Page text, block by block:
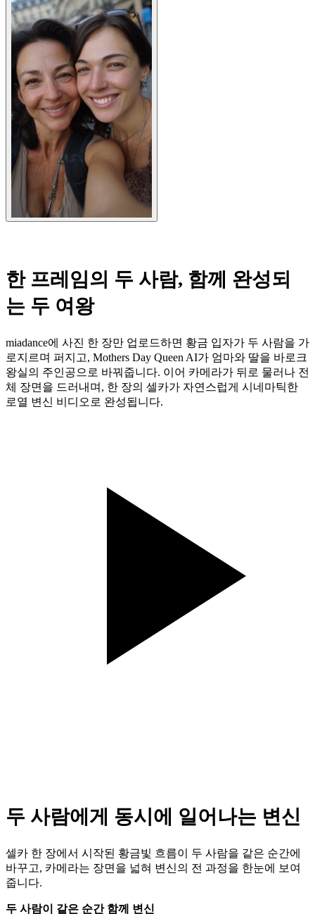
한 프레임의 두 사람, 함께 완성되
는 두 여왕
miadance에 사진 한 장만 업로드하면 황금 입자가 두 사람을 가
로지르며 퍼지고, Mothers Day Queen AI가 엄마와 딸을 바로크
왕실의 주인공으로 바꿔줍니다. 이어 카메라가 뒤로 물러나 전
체 장면을 드러내며, 한 장의 셀카가 자연스럽게 시네마틱한
로열 변신 비디오로 완성됩니다.
두 사람에게 동시에 일어나는 변신
셀카 한 장에서 시작된 황금빛 흐름이 두 사람을 같은 순간에
바꾸고, 카메라는 장면을 넓혀 변신의 전 과정을 한눈에 보여
줍니다.
두 사람이 같은 순간 함께 변신